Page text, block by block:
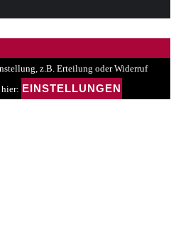
z.B. Erteilung oder Widerruf
EINSTELLUNGEN